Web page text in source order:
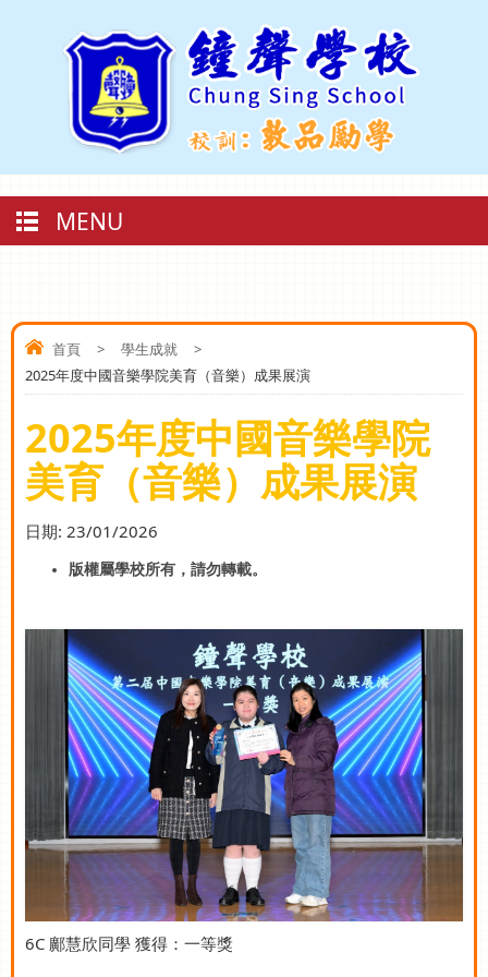
MENU
首頁 > 學生成就
>
2025年度中國音樂學院美育（音樂）成果展演
2025年度中國音樂學院
美育（音樂）成果展演
日期: 23/01/2026
版權屬學校所有，請勿轉載。
6C 鄺慧欣同學 獲得：一等獎